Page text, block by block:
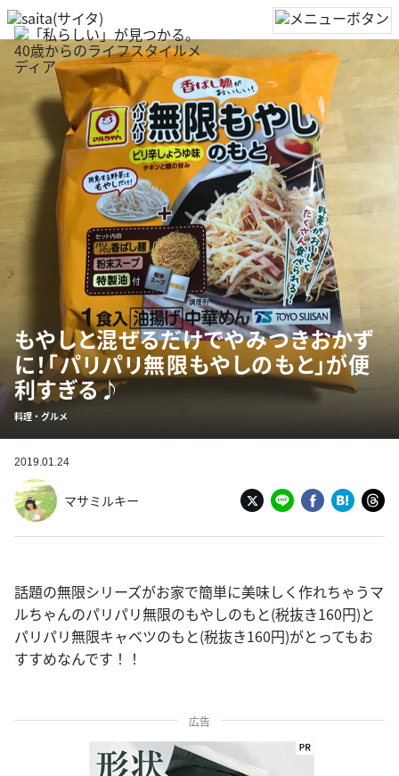
もやしと混ぜるだけでやみつきおかず
に！「パリパリ無限もやしのもと」が便
利すぎる♪
料理・グルメ
2019.01.24
マサミルキー
話題の無限シリーズがお家で簡単に美味しく作れちゃうマ
ルちゃんのパリパリ無限のもやしのもと(税抜き160円)と
パリパリ無限キャベツのもと(税抜き160円)がとってもお
すすめなんです！！
広告